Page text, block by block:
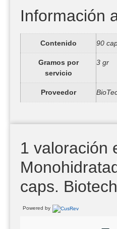
Información
Contenido 90
Gramos por
servicio
3 gr
Proveedor
1 valoración
caps.
Powered by